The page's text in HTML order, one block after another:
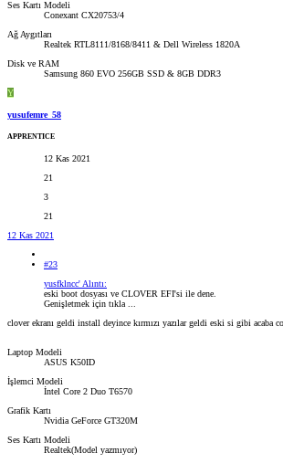
Ses Kartı Modeli
Conexant CX20753/4
Ağ Aygıtları
Realtek RTL8111/8168/8411 & Dell Wireless 1820A
Disk ve RAM
Samsung 860 EVO 256GB SSD & 8GB DDR3
Y
yusufemre_58
APPRENTICE
12 Kas 2021
21
3
21
12 Kas 2021
#23
yusfklncc' Alıntı:
eski boot dosyası ve CLOVER EFI'si ile dene.
Genişletmek için tıkla ...
clover ekranı geldi install deyince kırmızı yazılar geldi eski si gibi acaba
Laptop Modeli
ASUS K50ID
İşlemci Modeli
İntel Core 2 Duo T6570
Grafik Kartı
Nvidia GeForce GT320M
Ses Kartı Modeli
Realtek(Model yazmıyor)